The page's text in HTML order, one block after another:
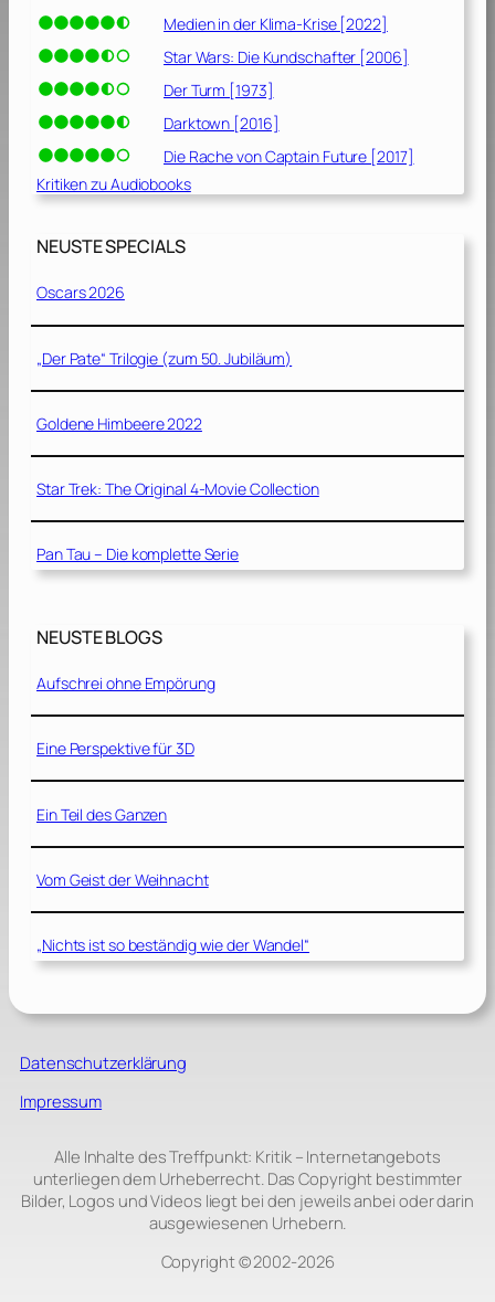
Medien in der Klima-Krise [2022]
Star Wars: Die Kundschafter [2006]
Der Turm [1973]
Darktown [2016]
Die Rache von Captain Future [2017]
Kritiken zu Audiobooks
NEUSTE SPECIALS
Oscars 2026
„Der Pate“ Trilogie (zum 50. Jubiläum)
Goldene Himbeere 2022
Star Trek: The Original 4-Movie Collection
Pan Tau – Die komplette Serie
NEUSTE BLOGS
Aufschrei ohne Empörung
Eine Perspektive für 3D
Ein Teil des Ganzen
Vom Geist der Weihnacht
„Nichts ist so beständig wie der Wandel“
Datenschutzerklärung
Impressum
Alle Inhalte des Treffpunkt: Kritik – Internetangebots
unterliegen dem Urheberrecht. Das Copyright bestimmter
Bilder, Logos und Videos liegt bei den jeweils anbei oder darin
ausgewiesenen Urhebern.
Copyright © 2002‑2026